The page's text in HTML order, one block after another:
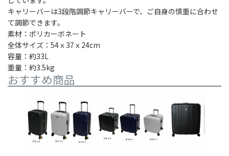
キャリーバーは3段階調節キャリーバーで、ご自身の慎重に合わせ
て調節できます。
素材：ポリカーボネート
全体サイズ：54ｘ37ｘ24cm
容量：約33L
重量：約3.5kg
おすすめ商品